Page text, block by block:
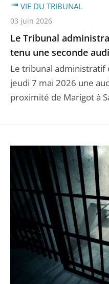
Le Tribunal
tenu une seconde
Le tribunal administratif
jeudi 7 mai 2026 une
proximité de Marigot à
VIE DU TRIBUNAL
03 juin 2026